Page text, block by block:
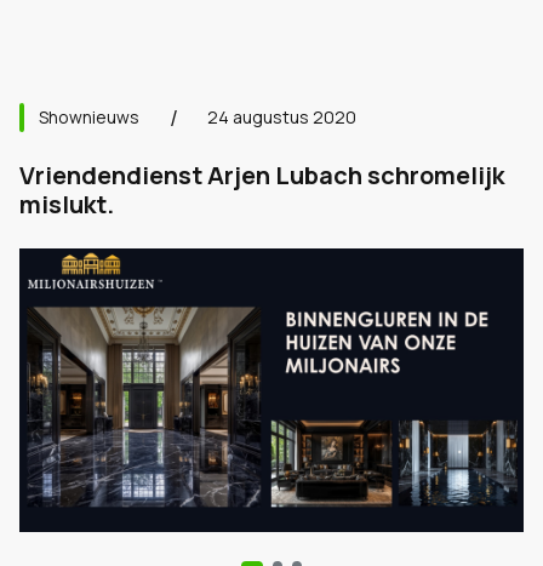
Shownieuws 24 augustus 2020
Vriendendienst Arjen Lubach schromelijk
mislukt.